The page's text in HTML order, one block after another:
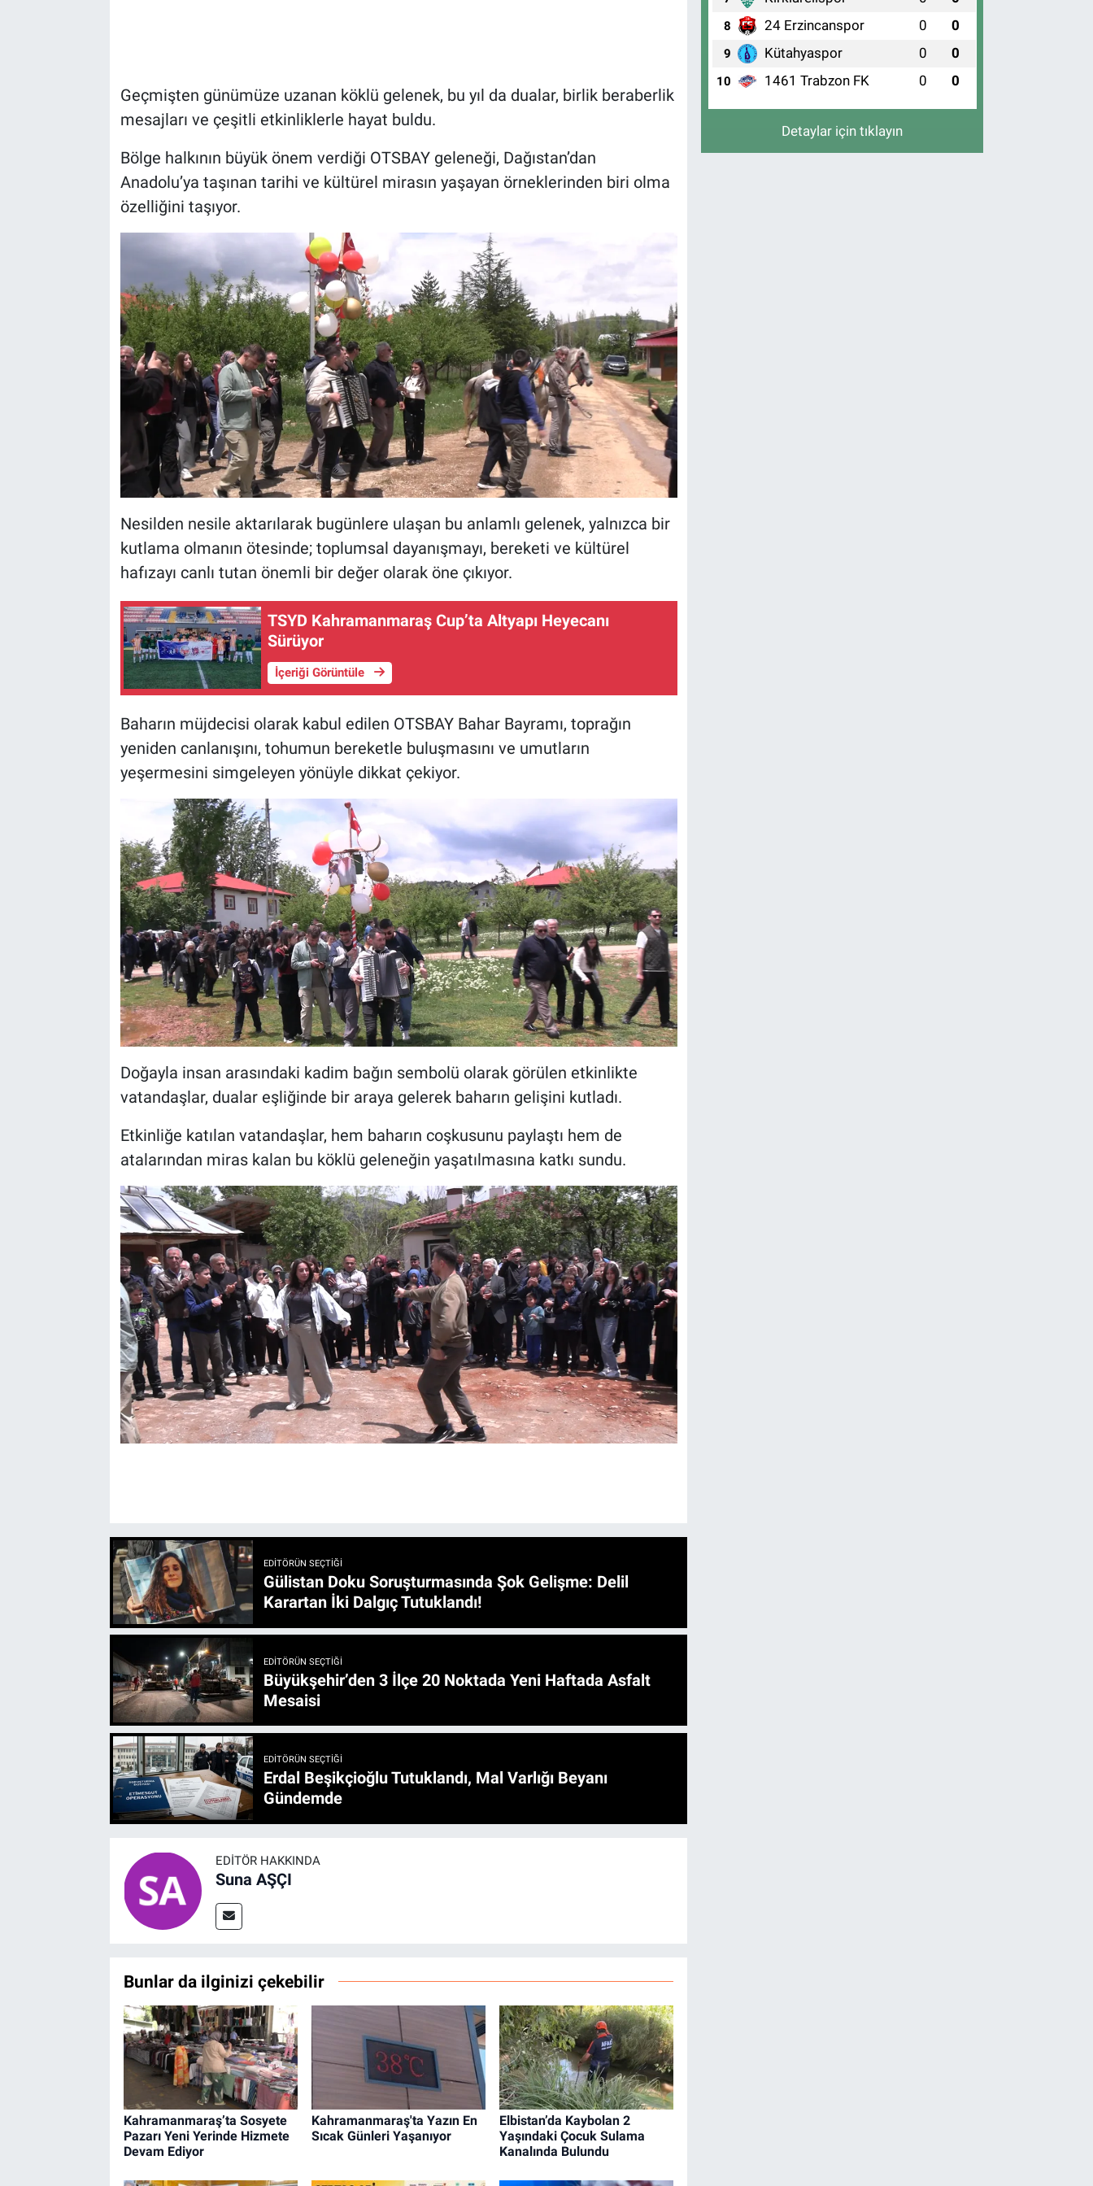
Geçmişten günümüze uzanan köklü gelenek, bu yıl da dualar, birlik beraberlik
mesajları ve çeşitli etkinliklerle hayat buldu.
Bölge halkının büyük önem verdiği OTSBAY geleneği, Dağıstan’dan
Anadolu’ya taşınan tarihi ve kültürel mirasın yaşayan örneklerinden biri olma
özelliğini taşıyor.
Nesilden nesile aktarılarak bugünlere ulaşan bu anlamlı gelenek, yalnızca bir
kutlama olmanın ötesinde; toplumsal dayanışmayı, bereketi ve kültürel
hafızayı canlı tutan önemli bir değer olarak öne çıkıyor.
TSYD Kahramanmaraş Cup’ta Altyapı Heyecanı
Sürüyor
İçeriği Görüntüle
Baharın müjdecisi olarak kabul edilen OTSBAY Bahar Bayramı, toprağın
yeniden canlanışını, tohumun bereketle buluşmasını ve umutların
yeşermesini simgeleyen yönüyle dikkat çekiyor.
Doğayla insan arasındaki kadim bağın sembolü olarak görülen etkinlikte
vatandaşlar, dualar eşliğinde bir araya gelerek baharın gelişini kutladı.
Etkinliğe katılan vatandaşlar, hem baharın coşkusunu paylaştı hem de
atalarından miras kalan bu köklü geleneğin yaşatılmasına katkı sundu.
EDITÖRÜN SEÇTIĞI
Gülistan Doku Soruşturmasında Şok Gelişme: Delil
Karartan İki Dalgıç Tutuklandı!
EDITÖRÜN SEÇTIĞI
Büyükşehir’den 3 İlçe 20 Noktada Yeni Haftada Asfalt
Mesaisi
EDITÖRÜN SEÇTIĞI
Erdal Beşikçioğlu Tutuklandı, Mal Varlığı Beyanı
Gündemde
EDITÖR HAKKINDA
Suna AŞÇI
Bunlar da ilginizi çekebilir
Kahramanmaraş’ta Sosyete
Pazarı Yeni Yerinde Hizmete
Devam Ediyor
Kahramanmaraş'ta Yazın En
Sıcak Günleri Yaşanıyor
Elbistan’da Kaybolan 2
Yaşındaki Çocuk Sulama
Kanalında Bulundu
8 24 Erzincanspor 0 0
9 Kütahyaspor 0 0
10 1461 Trabzon FK 0 0
Detaylar için tıklayın